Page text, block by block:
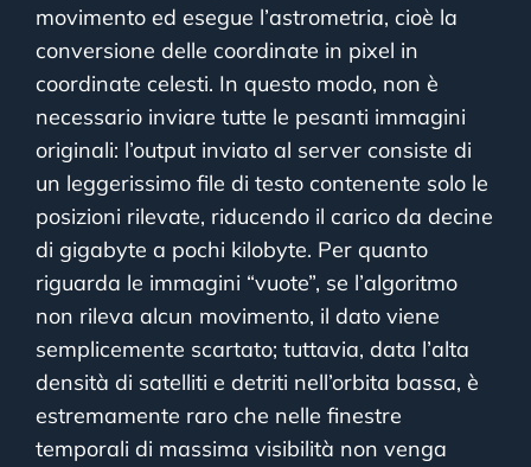
movimento ed esegue l’astrometria, cioè la
conversione delle coordinate in pixel in
coordinate celesti. In questo modo, non è
necessario inviare tutte le pesanti immagini
originali: l’output inviato al server consiste di
un leggerissimo file di testo contenente solo le
posizioni rilevate, riducendo il carico da decine
di gigabyte a pochi kilobyte. Per quanto
riguarda le immagini “vuote”, se l’algoritmo
non rileva alcun movimento, il dato viene
semplicemente scartato; tuttavia, data l’alta
densità di satelliti e detriti nell’orbita bassa, è
estremamente raro che nelle finestre
temporali di massima visibilità non venga